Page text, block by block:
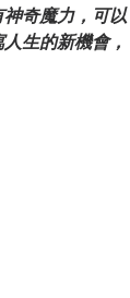
奇魔力，可以
生的新機會，